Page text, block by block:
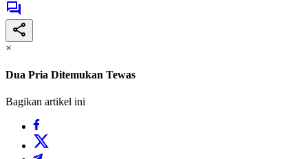
×
Dua Pria Ditemukan Tewas
Bagikan artikel ini